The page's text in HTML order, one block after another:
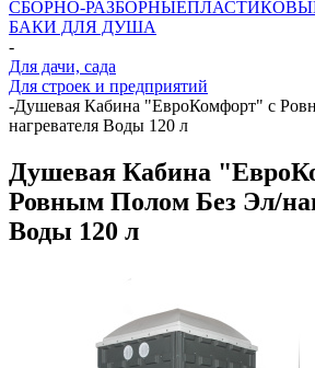
СБОРНО-РАЗБОРНЫЕ
БАКИ ДЛЯ ДУША
-
Для дачи, сада
Для строек и предприятий
-Душевая Кабина "ЕвроКомфорт" с
нагревателя Воды 120 л
Душевая Кабина
Ровным Полом Без Эл/
Воды 120 л